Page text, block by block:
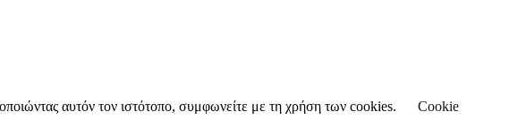
αυτόν τον ιστότοπο, συμφωνείτε με τη χρήση των cookies.
Cookie